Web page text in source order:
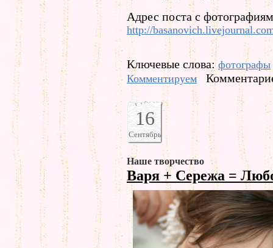
Адрес поста с
http://
Ключевые слова:фотографы
Комментируем
16
Сентябрь
Наше творчество
Варя + Сережа =